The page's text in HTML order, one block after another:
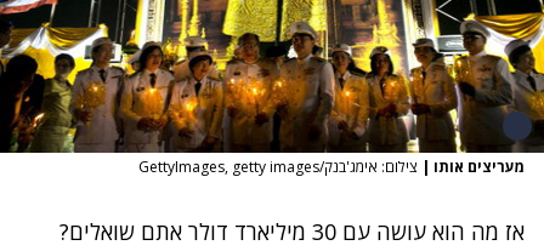
מעריצים אותו | צילום: אימג'בנק/GettyImages, getty images
אז מה הוא עושה עם 30 מיליארד דולר אתם שואלים?